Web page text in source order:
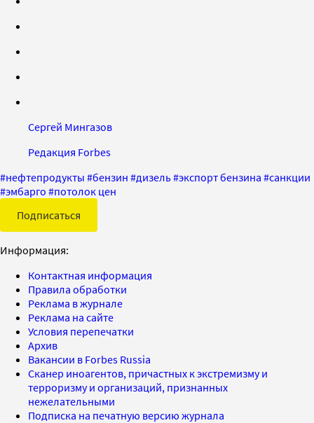
Сергей Мингазов
Редакция Forbes
#нефтепродукты #бензин #дизель#экспорт бензина #санкции
#эмбарго #потолок цен
Подписаться
Информация:
Контактная информация
Правила обработки
Реклама в журнале
Реклама на сайте
Условия перепечатки
Архив
Вакансии в Forbes Russia
Сканер иноагентов, причастных к экстремизму и
терроризму и организаций, признанных
нежелательными
Подписка на печатную версию журнала